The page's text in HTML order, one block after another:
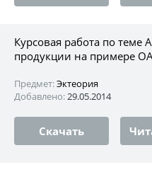
Курсовая работа по теме
продукции на примере
Предмет:Эктеория
Добавлено:29.05.2014
Скачать